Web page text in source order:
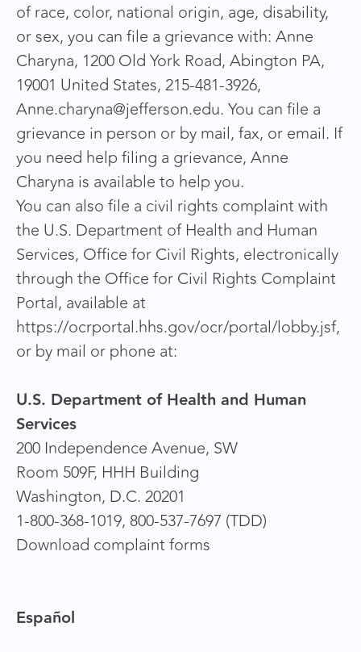
of race, color, national origin, age, disability,
or sex, you can file a grievance with: Anne
Charyna, 1200 Old York Road, Abington PA,
19001 United States, 215-481-3926,
Anne.charyna@jefferson.edu. You can file a
grievance in person or by mail, fax, or email. If
you need help filing a grievance, Anne
Charyna is available to help you.
You can also file a civil rights complaint with
the U.S. Department of Health and Human
Services, Office for Civil Rights, electronically
through the Office for Civil Rights Complaint
Portal, available at
https://ocrportal.hhs.gov/ocr/portal/lobby.jsf,
or by mail or phone at:
U.S. Department of Health and Human
Services
200 Independence Avenue, SW
Room 509F, HHH Building
Washington, D.C. 20201
1-800-368-1019, 800-537-7697 (TDD)
Download complaint forms
Español